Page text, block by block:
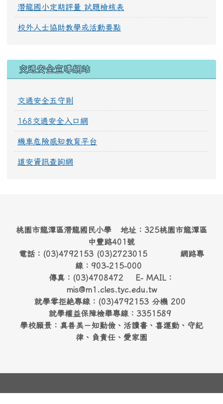
潛龍國小定期評量 試題檢核表
校外人士協助教學或活動要點
交通安全宣導網站
交通安全五守則
168交通安全入口網
機車危險感知教育平台
道安資訊查詢網
桃園市龍潭區潛龍國民小學 地址：325桃園市龍潭區
中豐路401號
電話：(03)4792153 (03)2723015 網路專
線：903-215-000
傳真：(03)4708472 E- MAIL：
mis@m1.cles.tyc.edu.tw
就學零拒絶專線：(03)4792153 分機 200
就學權益保障檢舉專線：3351589
學校願景：真善美－知勤儉、活讀書、喜運動、守紀
律、負責任、愛家園